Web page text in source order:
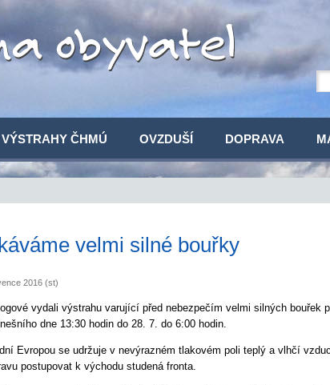
VÝSTRAHY ČHMÚ OVZDUŠÍ DOPRAVA
velmi silné bouřky
2016 (st)
vydali výstrahu varující před nebezpečím velmi silných bouřek
dne 13:30 hodin do 28. 7. do 6:00 hodin.
Evropou se udržuje v nevýrazném tlakovém poli teplý a vlhčí
postupovat k východu studená fronta.